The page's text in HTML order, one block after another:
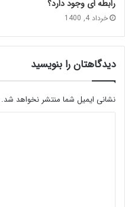
رابطه ای وجود دارد؟
خرداد 4, 1400
دیدگاهتان را بنویسید
نشانی ایمیل شما منتشر نخواهد شد.